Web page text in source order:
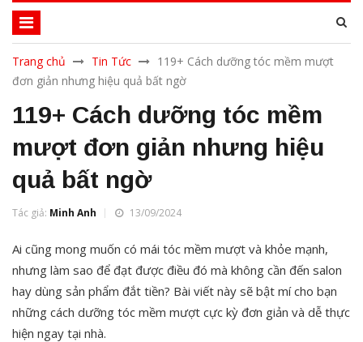
Trang chủ Tin Tức
119+ Cách dưỡng tóc mềm mượt
đơn giản nhưng hiệu quả bất ngờ
119+ Cách dưỡng tóc mềm
mượt đơn giản nhưng hiệu
quả bất ngờ
Tác giả: Minh Anh 13/09/2024
Ai cũng mong muốn có mái tóc mềm mượt và khỏe mạnh,
nhưng làm sao để đạt được điều đó mà không cần đến salon
hay dùng sản phẩm đắt tiền? Bài viết này sẽ bật mí cho bạn
những cách dưỡng tóc mềm mượt cực kỳ đơn giản và dễ thực
hiện ngay tại nhà.